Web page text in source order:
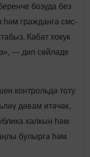
бозуда без
һәм гражданга смс-
Кабат хокук
— дип сөйләде
контрольдә тоту
дәвам итәчәк,
халкын һәм
булырга һәм